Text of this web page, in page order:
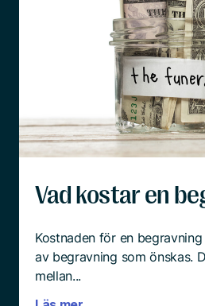
familjemedlem, oavsett vad
förberedda vi än tror att vi
en lång tids sjukdom hos
överrumplande och
Och mitt i sorgen är det
tänka praktiskt.
Läs mer
Vad kostar en
Kostnaden för en
av begravning som önskas.
mellan...